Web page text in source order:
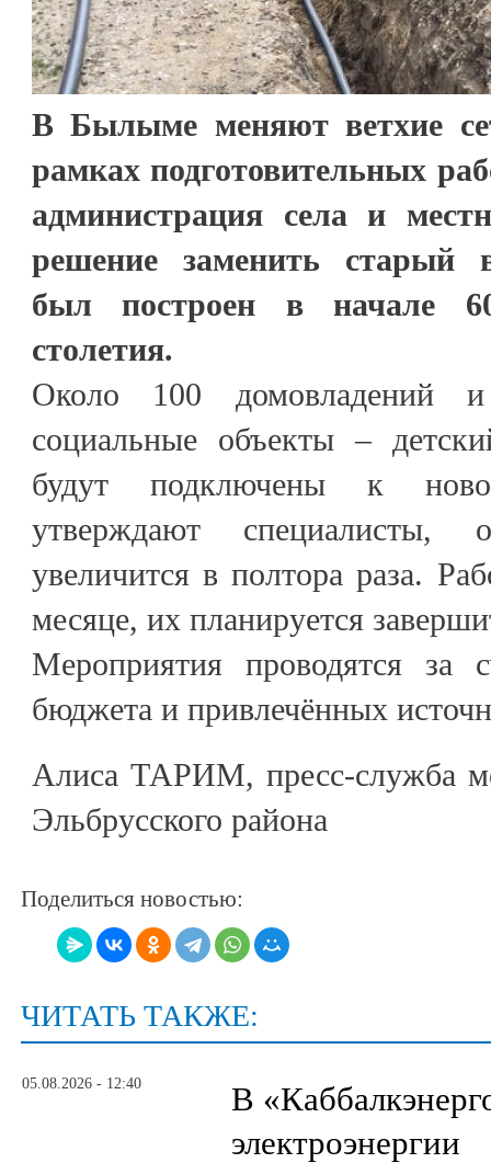
В Былыме меняют ветхие
рамках подготовительных
администрация села и
решение заменить старый
был построен в начале
столетия.
Около 100 домовладений
социальные объекты –
будут подключены к
утверждают
увеличится в полтора раза.
месяце, их планируется
Мероприятия проводятся за
бюджета и привлечённых
Алиса ТАРИМ, пресс-служба
Эльбрусского района
Поделиться новостью:
ЧИТАТЬ ТАКЖЕ:
05.08.2026 - 12:40
В
электроэнергии